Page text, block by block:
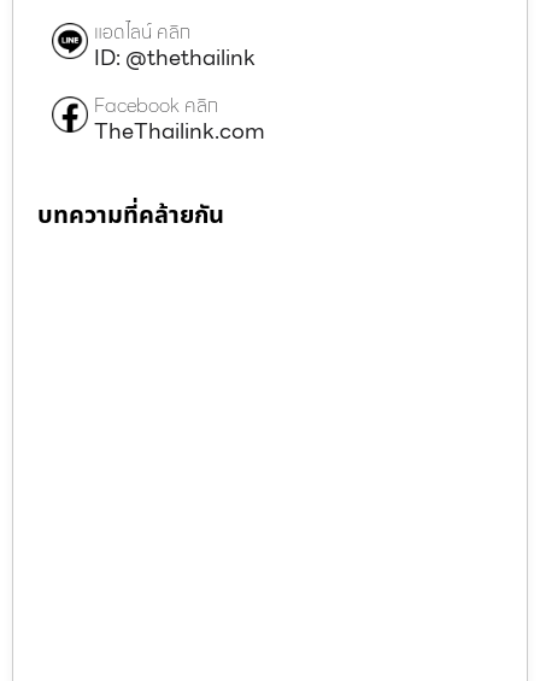
แอดไลน์ คลิก
ID: @thethailink
Facebook คลิก
TheThailink.com
บทความที่คล้ายกัน